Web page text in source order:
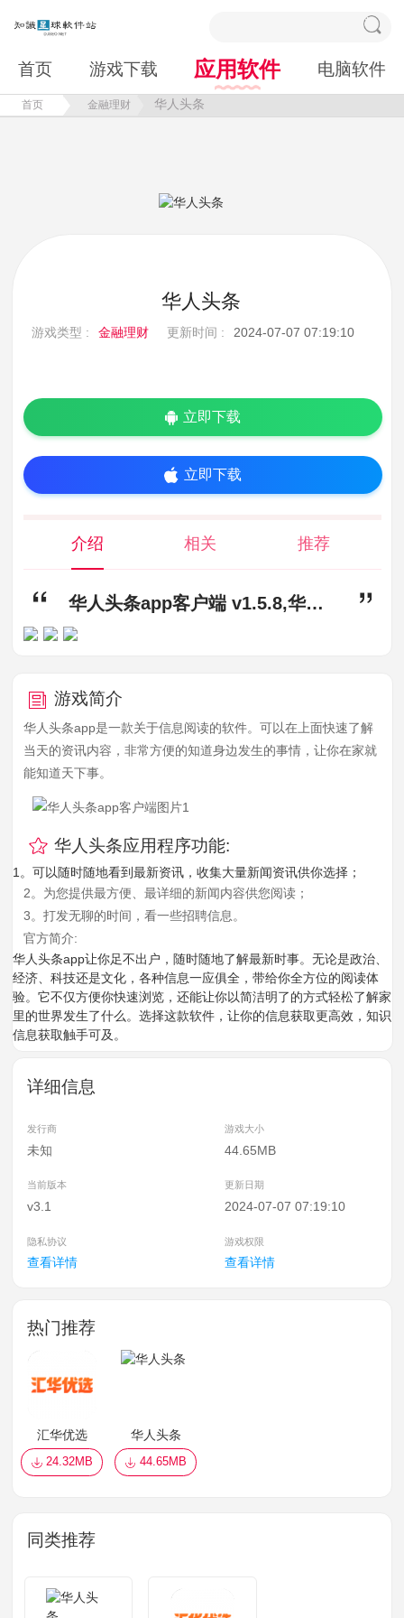
首页 游戏下载 应用软件 电脑软件
首页 金融理财 华人头条
华人头条
游戏类型 : 金融理财 更新时间 : 2024-07-07 07:19:10
立即下载
立即下载
介绍 相关 推荐
华人头条app客户端 v1.5.8,华人头条app下载,华人头条app客户端
游戏简介
华人头条app是一款关于信息阅读的软件。可以在上面快速了解
当天的资讯内容，非常方便的知道身边发生的事情，让你在家就
能知道天下事。
华人头条应用程序功能:
1。可以随时随地看到最新资讯，收集大量新闻资讯供你选择；
2。为您提供最方便、最详细的新闻内容供您阅读；
3。打发无聊的时间，看一些招聘信息。
官方简介:
华人头条app让你足不出户，随时随地了解最新时事。无论是政治、
经济、科技还是文化，各种信息一应俱全，带给你全方位的阅读体
验。它不仅方便你快速浏览，还能让你以简洁明了的方式轻松了解家
里的世界发生了什么。选择这款软件，让你的信息获取更高效，知识
信息获取触手可及。
详细信息
发行商 游戏大小
未知 44.65MB
当前版本 更新日期
v3.1 2024-07-07 07:19:10
隐私协议 游戏权限
查看详情 查看详情
热门推荐
汇华优选
24.32MB
华人头条
44.65MB
同类推荐